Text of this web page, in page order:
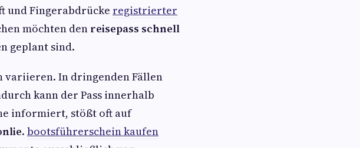
und Fingerabdrücke registrierter
möchten den reisepass schnell
geplant sind.
variieren. In dringenden Fällen
kann der Pass innerhalb
informiert, stößt oft auf
. bootsführerschein kaufen​